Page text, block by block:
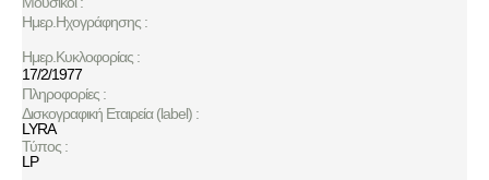
Ημερ.Ηχογράφησης :
Ημερ.Κυκλοφορίας :
17/2/1977
Πληροφορίες :
Δισκογραφική Εταιρεία (label) :
LYRA
Τύπος :
LP